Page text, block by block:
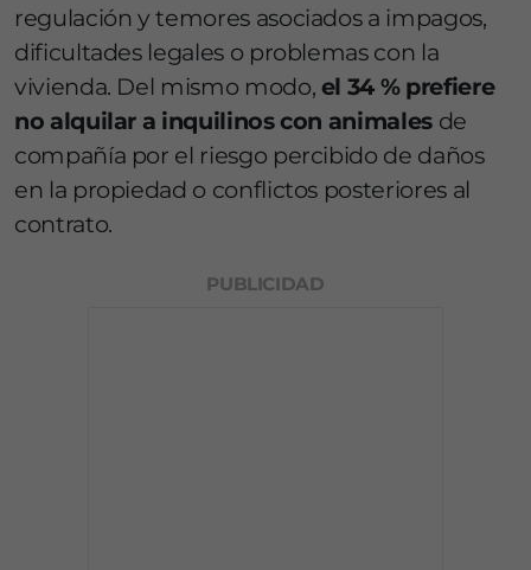
regulación y temores asociados a impagos,
dificultades legales o problemas con la
vivienda. Del mismo modo, el 34 % prefiere
no alquilar a inquilinos con animalesde
compañía por el riesgo percibido de daños
en la propiedad o conflictos posteriores al
contrato.
PUBLICIDAD